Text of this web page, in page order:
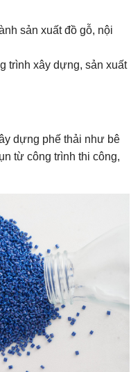
sản xuất đồ gỗ, nội
trình xây dựng, sản xuất
dựng phế thải như bê
từ công trình thi công,